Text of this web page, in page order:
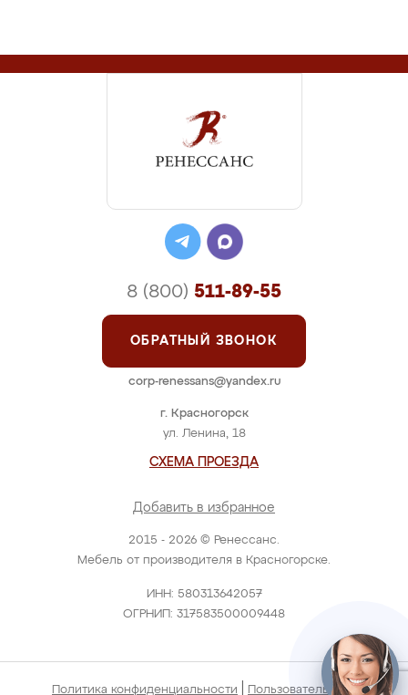
2015 - 2026 © Ренессанс.
Мебель от производителя в Красногорске.
ИНН: 580313642057
ОГРНИП: 317583500009448
г. Красногорск
ул. Ленина, 18
СХЕМА ПРОЕЗДА
Добавить в избранное
8 (800) 511-89-55
ОБРАТНЫЙ ЗВОНОК
corp-renessans@yandex.ru
Политика конфиденциальности Пользовательское